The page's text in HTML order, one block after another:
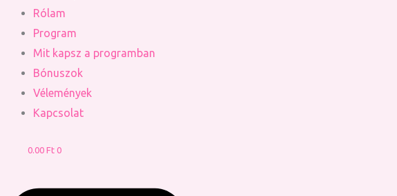
Rólam
Program
Mit kapsz a programban
Bónuszok
Vélemények
Kapcsolat
0.00 Ft 0